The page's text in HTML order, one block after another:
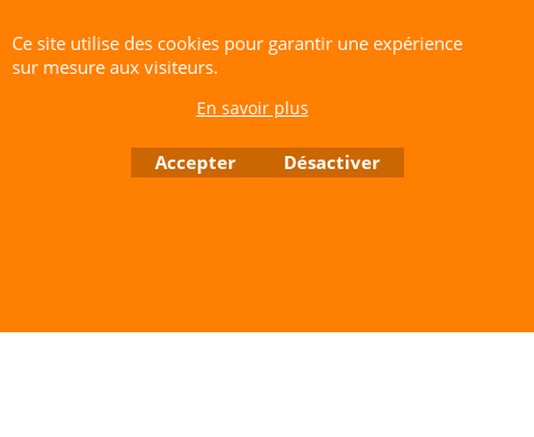
Site de Vente Par Correspondance.
Tél: 06 80 60 73 47 Mail:cerfvolantservice@gmail.com
Contactez nous de 10 h à 18 h 30 tous les jours sauf le Dimanche et jours fériés
RCS A 401 633 383 Siret: 401 633 383 00047TVA: FR 144 01 633 383 Code APE: 4765Z
Ce site utilise des cookies pour garantir une expérience
sur mesure aux visiteurs.
En savoir plus
Accepter Désactiver